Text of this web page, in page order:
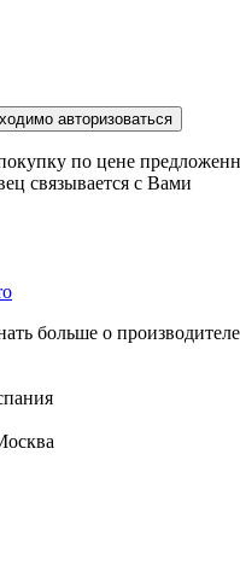
авторизоваться
по цене
связывается с Вами
больше о производителе